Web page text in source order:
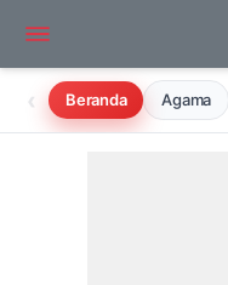
‹ Beranda Agama